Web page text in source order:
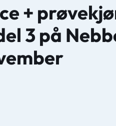
+
3 på